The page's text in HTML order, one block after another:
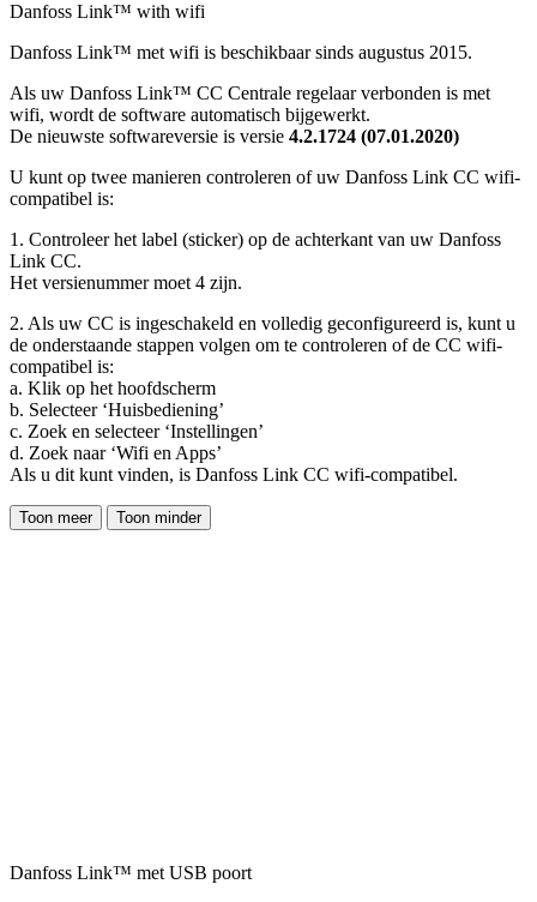
Danfoss Link™ with wifi
Danfoss Link™ met wifi is beschikbaar sinds augustus 2015.
Als uw Danfoss Link™ CC Centrale regelaar verbonden is met
wifi, wordt de software automatisch bijgewerkt.
De nieuwste softwareversie is versie 4.2.1724 (07.01.2020)
U kunt op twee manieren controleren of uw Danfoss Link CC wifi-
compatibel is:
1. Controleer het label (sticker) op de achterkant van uw Danfoss
Link CC.
Het versienummer moet 4 zijn.
2. Als uw CC is ingeschakeld en volledig geconfigureerd is, kunt u
de onderstaande stappen volgen om te controleren of de CC wifi-
compatibel is:
a. Klik op het hoofdscherm
b. Selecteer ‘Huisbediening’
c. Zoek en selecteer ‘Instellingen’
d. Zoek naar ‘Wifi en Apps’
Als u dit kunt vinden, is Danfoss Link CC wifi-compatibel.
Toon meer Toon minder
Danfoss Link™ met USB poort